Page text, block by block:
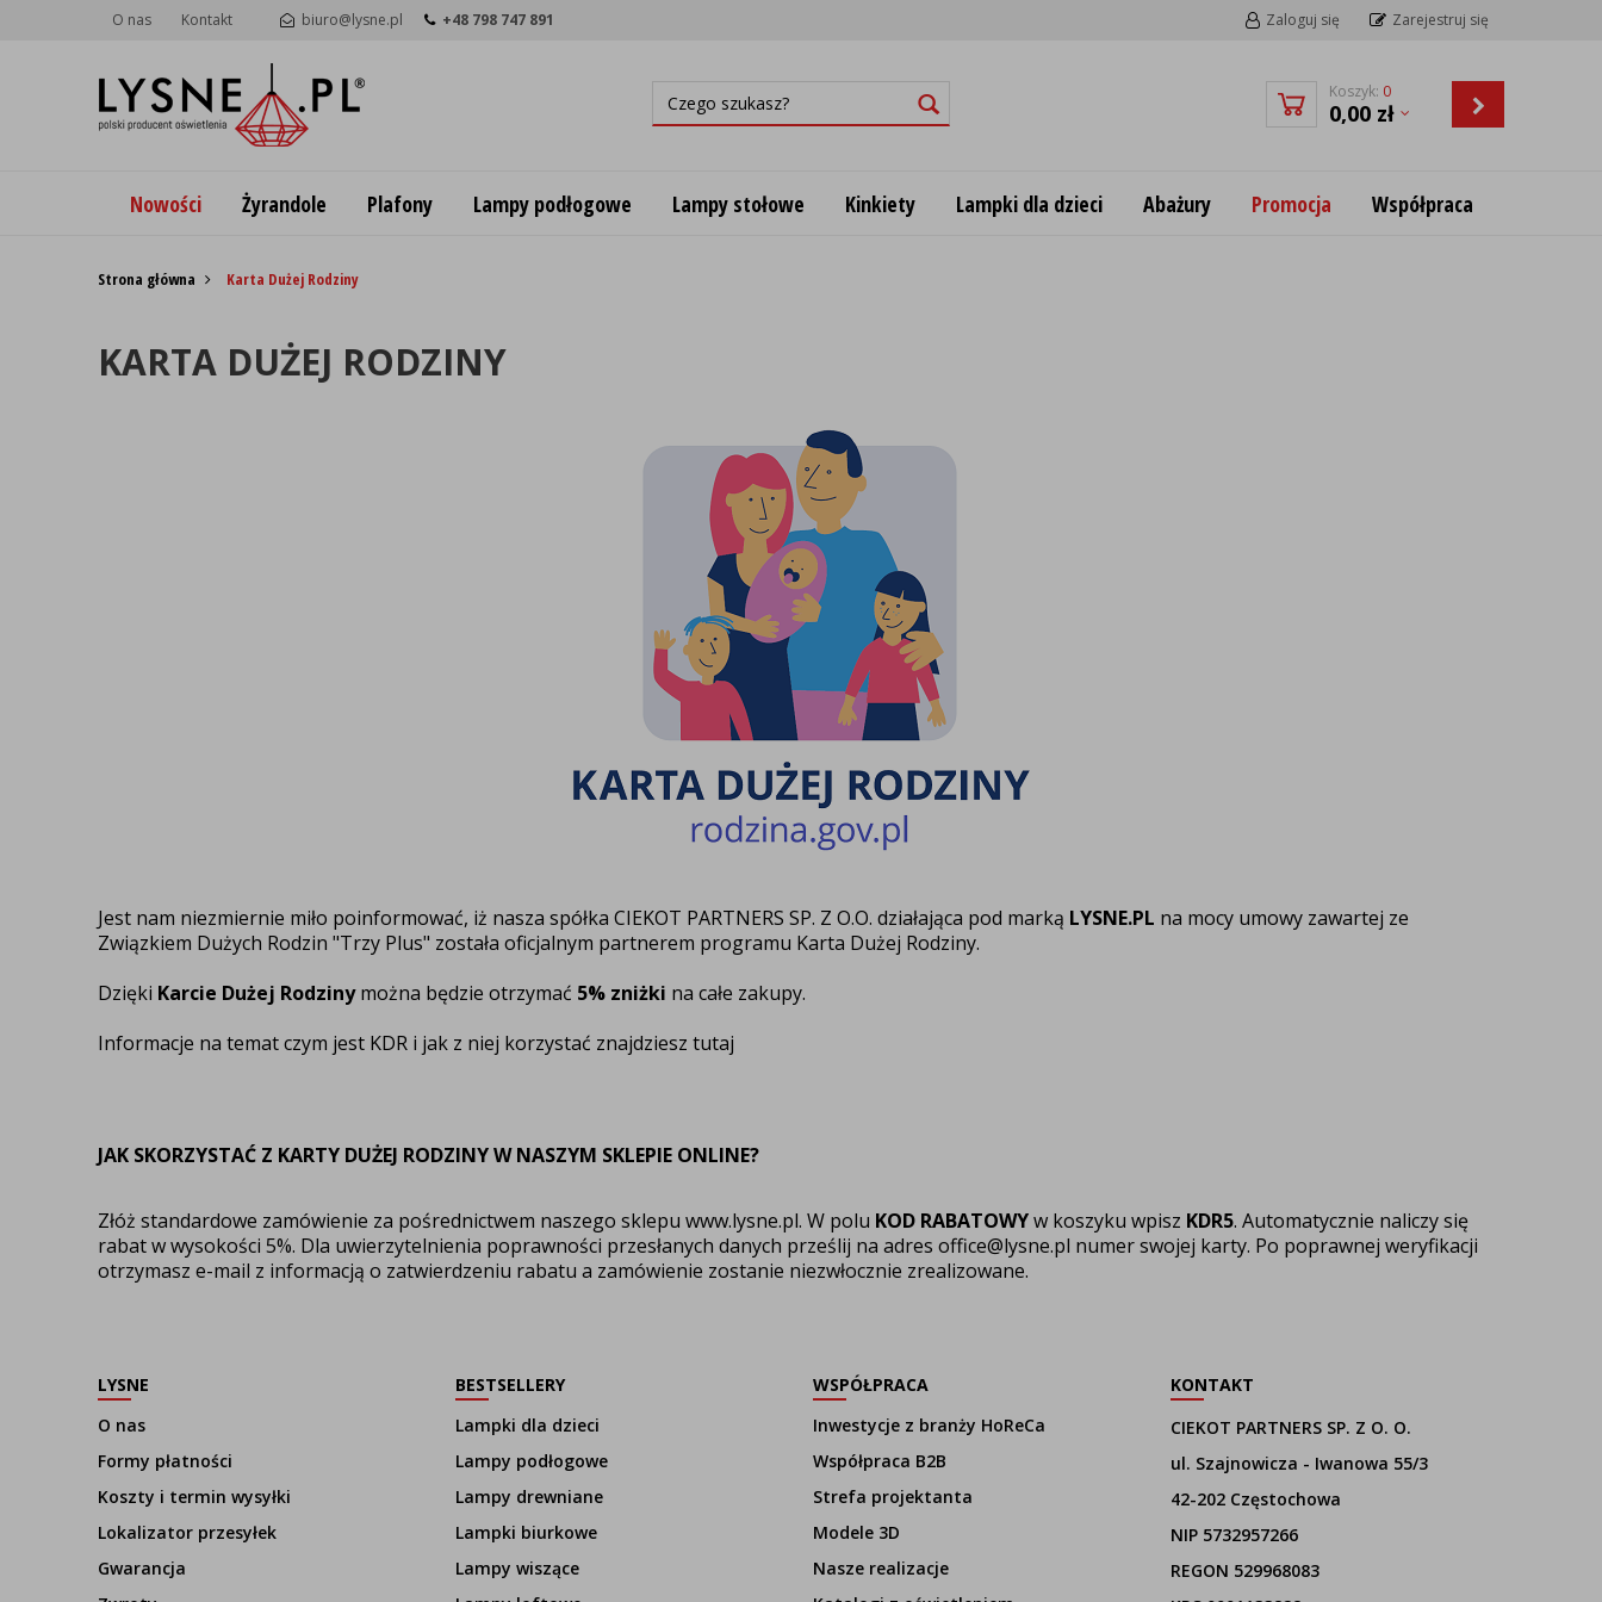
O nas Kontakt biuro@lysne.pl +48 798 747 891 Zaloguj się Zarejestruj się
Koszyk: 0
0,00 zł
Nowości Żyrandole Plafony Lampy podłogowe Lampy stołowe Kinkiety Lampki dla dzieci Abażury Promocja Współpraca
Strona główna Karta Dużej Rodziny
KARTA DUŻEJ RODZINY
Jest nam niezmiernie miło poinformować, iż nasza spółka CIEKOT PARTNERS SP. Z O.O. działająca pod marką LYSNE.PL na mocy umowy zawartej ze
Związkiem Dużych Rodzin "Trzy Plus" została oficjalnym partnerem programu Karta Dużej Rodziny.
Dzięki Karcie Dużej Rodzinymożna będzie otrzymać 5% zniżki na całe zakupy.
Informacje na temat czym jest KDR i jak z niej korzystać znajdziesz tutaj
JAK SKORZYSTAĆ Z KARTY DUŻEJ RODZINY W NASZYM SKLEPIE ONLINE?
Złóż standardowe zamówienie za pośrednictwem naszego sklepu www.lysne.pl. W polu KOD RABATOWYw koszyku wpisz KDR5. Automatycznie naliczy się
rabat w wysokości 5%. Dla uwierzytelnienia poprawności przesłanych danych prześlij na adres office@lysne.pl numer swojej karty. Po poprawnej weryfikacji
otrzymasz e-mail z informacją o zatwierdzeniu rabatu a zamówienie zostanie niezwłocznie zrealizowane.
LYSNE
O nas
Formy płatności
Koszty i termin wysyłki
Lokalizator przesyłek
Gwarancja
BESTSELLERY
Lampki dla dzieci
Lampy podłogowe
Lampy drewniane
Lampki biurkowe
Lampy wiszące
WSPÓŁPRACA
Inwestycje z branży HoReCa
Współpraca B2B
Strefa projektanta
Modele 3D
Nasze realizacje
KONTAKT
CIEKOT PARTNERS SP. Z O. O.
ul. Szajnowicza - Iwanowa 55/3
42-202 Częstochowa
NIP 5732957266
REGON 529968083